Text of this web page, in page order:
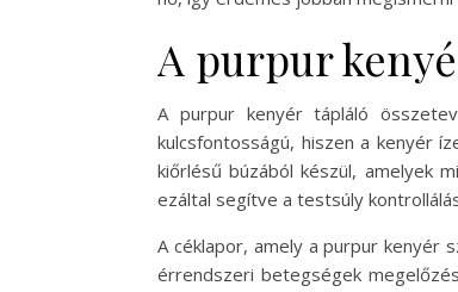
A purpur
A purpur kenyér tápláló
kulcsfontosságú, hiszen a kenyér
kiőrlésű búzából készül, amelyek
ezáltal segítve a testsúly
A céklapor, amely a purpur kenyér
érrendszeri betegségek